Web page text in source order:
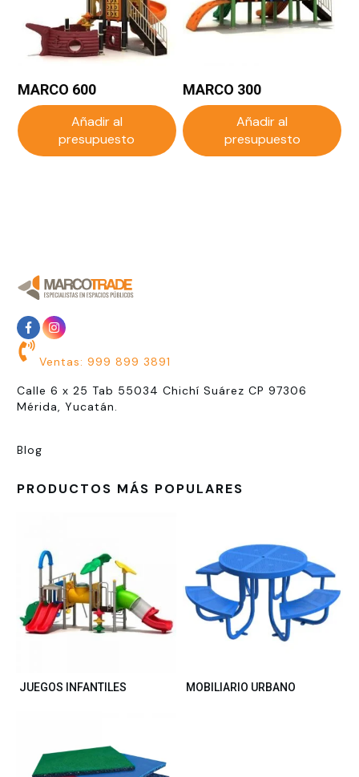
MARCO 600
Añadir al
presupuesto
MARCO 300
Añadir al
presupuesto
Ventas: 999 899 3891
Calle 6 x 25 Tab 55034 Chichí Suárez CP 97306
Mérida, Yucatán.
Blog
PRODUCTOS MÁS POPULARES
JUEGOS INFANTILES MOBILIARIO URBANO